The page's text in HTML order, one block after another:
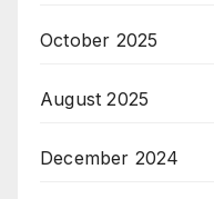
October 2025
August 2025
December 2024